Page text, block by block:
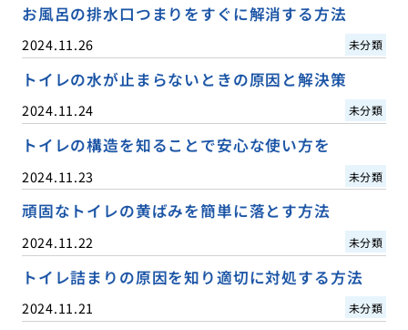
お風呂の排水口つまりをすぐに解消する方法
2024.11.26 未分類
トイレの水が止まらないときの原因と解決策
2024.11.24 未分類
トイレの構造を知ることで安心な使い方を
2024.11.23 未分類
頑固なトイレの黄ばみを簡単に落とす方法
2024.11.22 未分類
トイレ詰まりの原因を知り適切に対処する方法
2024.11.21 未分類